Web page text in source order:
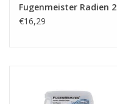
Fugenmeister Radien 2
€16,29